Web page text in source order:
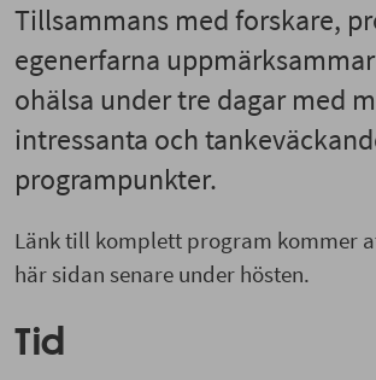
Tillsammans med forskare,
egenerfarna
ohälsa under tre dagar med
intressanta och
programpunkter.
Länk till komplett program kommer
här sidan senare under hösten.
Tid